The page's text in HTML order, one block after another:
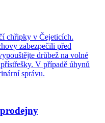
chřipky v Čejeticích.
zabezpečili před
drůbež na volné
V případě úhynů
správu.